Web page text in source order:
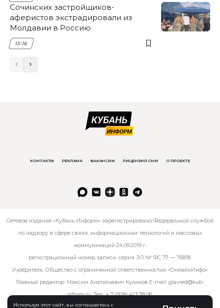
Используя этот сайт, вы соглашаетесь с
Сочинских застройщиков-
аферистов экстрадировали из
Молдавии в Россию
13:16
КОНТАКТЫ РЕКЛАМА ВАКАНСИИ ЛИЦЕНЗИЯ СМИ О ПРОЕКТЕ
Сетевое издание «Кубань Информ» зарегистрировано Федеральной службой
по надзору в сфере связи, информационных технологий и массовых
коммуникаций 24.09.2019 г.
регистрационный номер записи: серия ЭЛ № ФС 77 — 76818.
Учредитель: Общество с ограниченной ответственностью «ОнлайнИнфо».
Главный редактор: Максим Анатольевич Куликов E-mail: glavred@kub-
inform.ru. Тел.:+ 7 (928) 413 78 06.